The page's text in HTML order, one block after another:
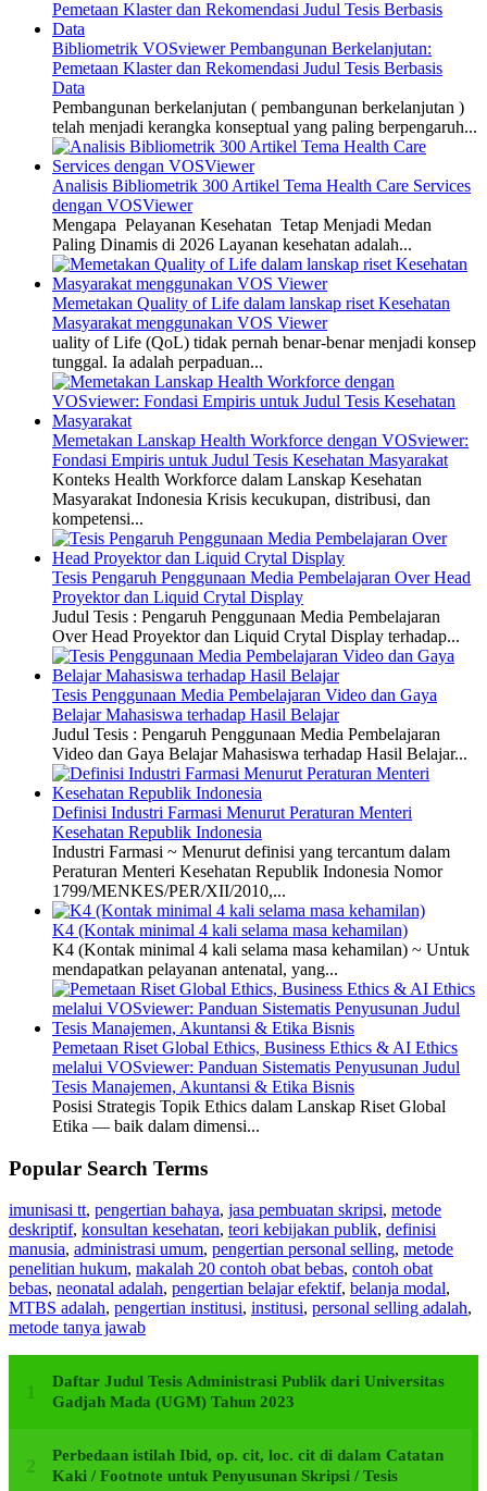
Bibliometrik VOSviewer Pembangunan Berkelanjutan:
Pemetaan Klaster dan Rekomendasi Judul Tesis Berbasis
Data
Pembangunan berkelanjutan ( pembangunan berkelanjutan )
telah menjadi kerangka konseptual yang paling berpengaruh...
Analisis Bibliometrik 300 Artikel Tema Health Care Services
dengan VOSViewer
Mengapa Pelayanan Kesehatan Tetap Menjadi Medan
Paling Dinamis di 2026 Layanan kesehatan adalah...
Memetakan Quality of Life dalam lanskap riset Kesehatan
Masyarakat menggunakan VOS Viewer
uality of Life (QoL) tidak pernah benar-benar menjadi konsep
tunggal. Ia adalah perpaduan...
Memetakan Lanskap Health Workforce dengan VOSviewer:
Fondasi Empiris untuk Judul Tesis Kesehatan Masyarakat
Konteks Health Workforce dalam Lanskap Kesehatan
Masyarakat Indonesia Krisis kecukupan, distribusi, dan
kompetensi...
Tesis Pengaruh Penggunaan Media Pembelajaran Over Head
Proyektor dan Liquid Crytal Display
Judul Tesis : Pengaruh Penggunaan Media Pembelajaran
Over Head Proyektor dan Liquid Crytal Display terhadap...
Tesis Penggunaan Media Pembelajaran Video dan Gaya
Belajar Mahasiswa terhadap Hasil Belajar
Judul Tesis : Pengaruh Penggunaan Media Pembelajaran
Video dan Gaya Belajar Mahasiswa terhadap Hasil Belajar...
Definisi Industri Farmasi Menurut Peraturan Menteri
Kesehatan Republik Indonesia
Industri Farmasi ~ Menurut definisi yang tercantum dalam
Peraturan Menteri Kesehatan Republik Indonesia Nomor
1799/MENKES/PER/XII/2010,...
K4 (Kontak minimal 4 kali selama masa kehamilan)
K4 (Kontak minimal 4 kali selama masa kehamilan) ~ Untuk
mendapatkan pelayanan antenatal, yang...
Pemetaan Riset Global Ethics, Business Ethics & AI Ethics
melalui VOSviewer: Panduan Sistematis Penyusunan Judul
Tesis Manajemen, Akuntansi & Etika Bisnis
Posisi Strategis Topik Ethics dalam Lanskap Riset Global
Etika — baik dalam dimensi...
Popular Search Terms
imunisasi tt, pengertian bahaya, jasa pembuatan skripsi, metode
deskriptif, konsultan kesehatan, teori kebijakan publik, definisi
manusia, administrasi umum, pengertian personal selling, metode
penelitian hukum, makalah 20 contoh obat bebas, contoh obat
bebas, neonatal adalah, pengertian belajar efektif, belanja modal,
MTBS adalah, pengertian institusi, institusi, personal selling adalah,
metode tanya jawab
Daftar Judul Tesis Administrasi Publik dari Universitas
Gadjah Mada (UGM) Tahun 2023
Perbedaan istilah Ibid, op. cit, loc. cit di dalam Catatan
Kaki / Footnote untuk Penyusunan Skripsi / Tesis